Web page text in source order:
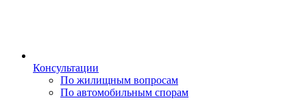
Консультации
По жилищным вопросам
По автомобильным спорам